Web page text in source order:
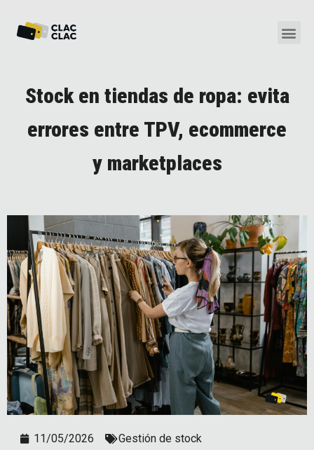
Stock en tiendas de ropa: evita
errores entre TPV, ecommerce
y marketplaces
11/05/2026
Gestión de stock